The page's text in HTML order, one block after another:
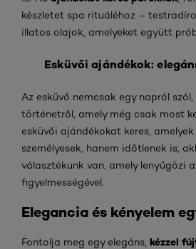
készletet spa rituáléhoz –
illatos olajok, amelyeket együtt
Esküvői ajándékok:
Az esküvő nemcsak egy napról
történetről, amely még csak most
esküvői ajándékokat keres,
személyesek, hanem időtlenek is,
választékunk van, amely lenyűgözi
figyelmességével.
Elegancia és kényelem
Fontolja meg egy elegáns, kézzel